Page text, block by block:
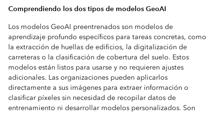
Comprendiendo los dos tipos de modelos GeoAI
Los modelos GeoAI preentrenados son modelos de
aprendizaje profundo específicos para tareas concretas, como
la extracción de huellas de edificios, la digitalización de
carreteras o la clasificación de cobertura del suelo. Estos
modelos están listos para usarse y no requieren ajustes
adicionales. Las organizaciones pueden aplicarlos
directamente a sus imágenes para extraer información o
clasificar píxeles sin necesidad de recopilar datos de
entrenamiento ni desarrollar modelos personalizados. Son